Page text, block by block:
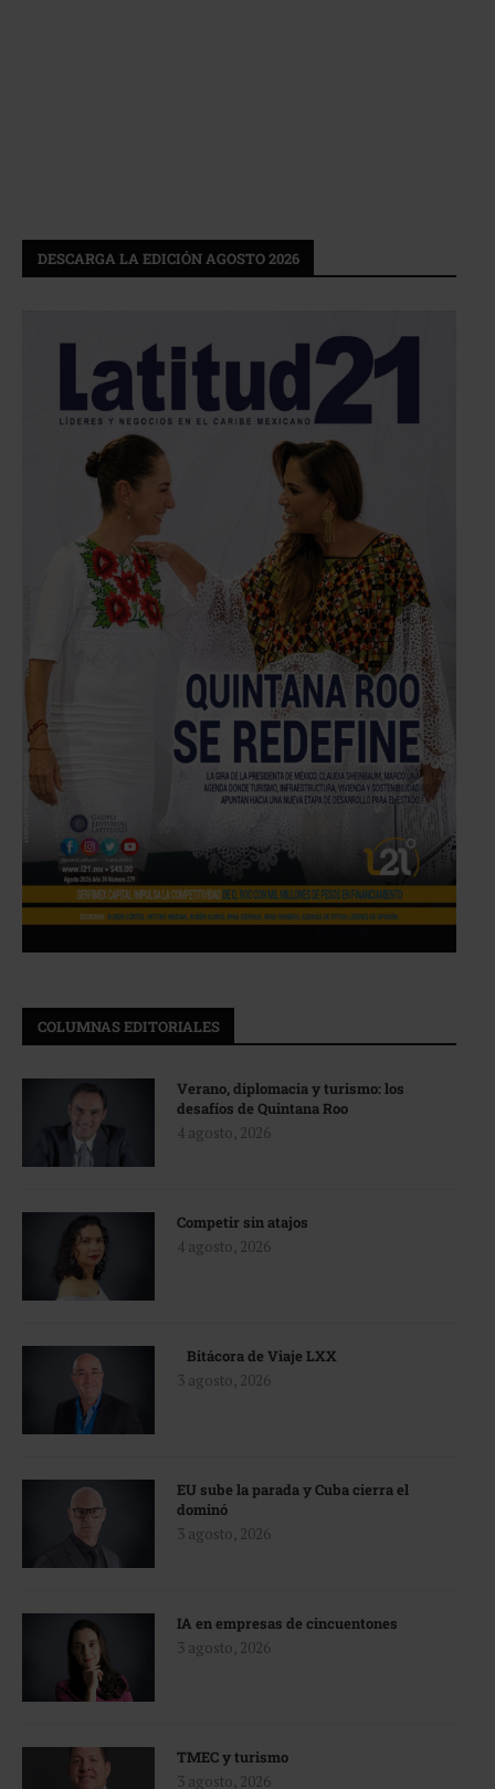
DESCARGA LA EDICIÓN AGOSTO 2026
COLUMNAS EDITORIALES
Verano, diplomacia y turismo: los
desafíos de Quintana Roo
4 agosto, 2026
Competir sin atajos
4 agosto, 2026
Bitácora de Viaje LXX
3 agosto, 2026
EU sube la parada y Cuba cierra el
dominó
3 agosto, 2026
IA en empresas de cincuentones
3 agosto, 2026
TMEC y turismo
3 agosto, 2026